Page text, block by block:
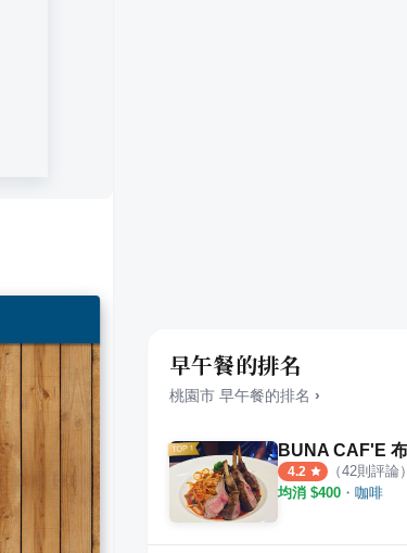
早午餐的排名
桃園市 早午餐的排名 ›
4.2 （42則評論）
均消 $400 ・ 咖啡